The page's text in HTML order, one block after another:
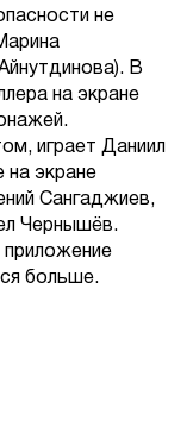
не
В
на экране
играет Даниил
на экране
Сангаджиев,
Чернышёв.
больше.